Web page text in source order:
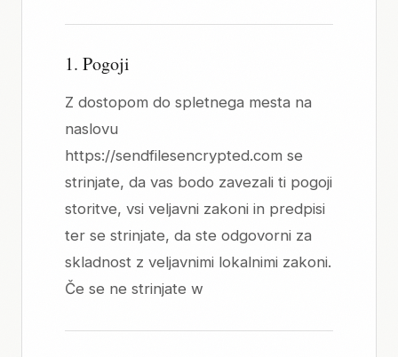
1. Pogoji
Z dostopom do spletnega mesta na
naslovu
https://sendfilesencrypted.com se
strinjate, da vas bodo zavezali ti pogoji
storitve, vsi veljavni zakoni in predpisi
ter se strinjate, da ste odgovorni za
skladnost z veljavnimi lokalnimi zakoni.
Če se ne strinjate w